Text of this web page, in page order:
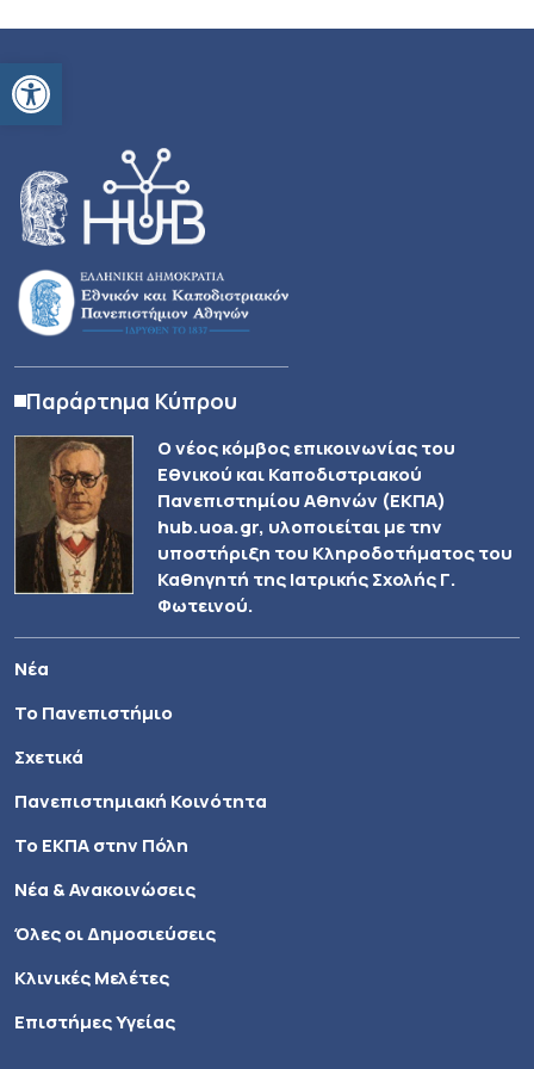
Ανοίξτε τη γραμμή εργαλείων
Παράρτημα Κύπρου
Ο νέος κόμβος επικοινωνίας του
Εθνικού και Καποδιστριακού
Πανεπιστημίου Αθηνών (ΕΚΠΑ)
hub.uoa.gr, υλοποιείται με την
υποστήριξη του Κληροδοτήματος του
Καθηγητή της Ιατρικής Σχολής Γ.
Φωτεινού.
Νέα
Το Πανεπιστήμιο
Σχετικά
Πανεπιστημιακή Κοινότητα
Το ΕΚΠΑ στην Πόλη
Νέα & Ανακοινώσεις
Όλες οι Δημοσιεύσεις
Κλινικές Μελέτες
Επιστήμες Υγείας